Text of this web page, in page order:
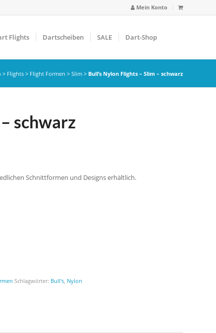
Mein Konto
Flights Dartscheiben SALE Dart-Shop
> Flights > Flight Formen > Slim > Bull’s Nylon Flights – Slim – schwarz
schwarz
Schnittformen und Designs erhältlich.
Schlagwörter: Bull's Nylon